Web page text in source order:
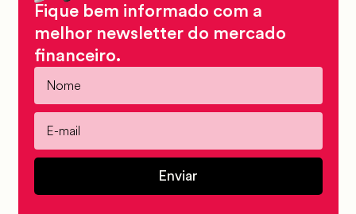
Fique bem informado com a
melhor newsletter do mercado
financeiro.
Enviar